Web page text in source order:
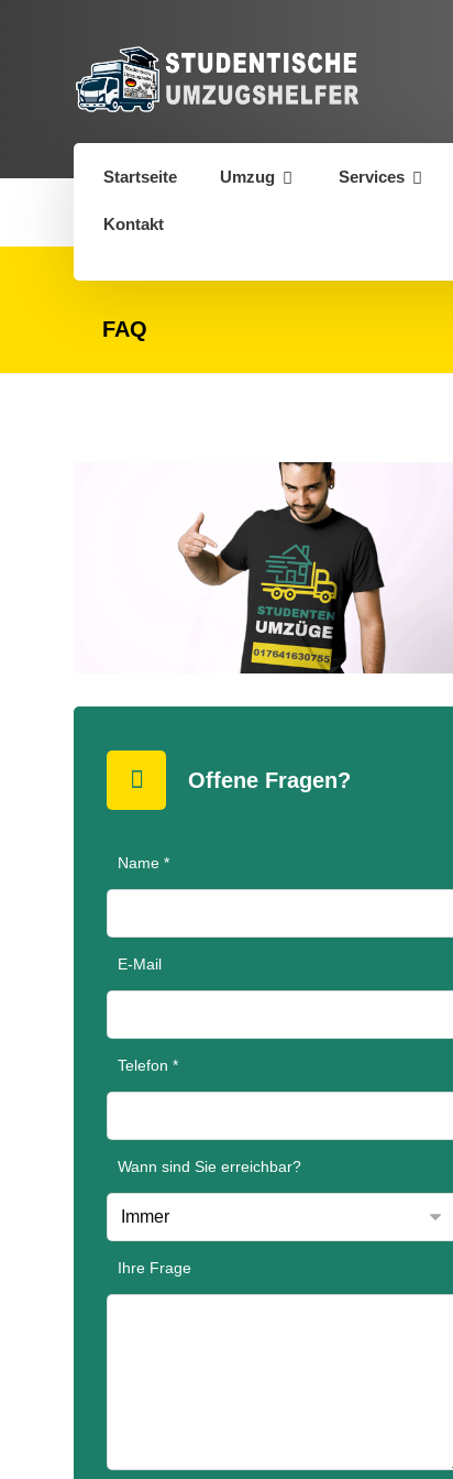
Startseite Umzug Services
Kontakt
FAQ
Offene Fragen?
Name *
E-Mail
Telefon *
Wann sind Sie erreichbar?
Ihre Frage